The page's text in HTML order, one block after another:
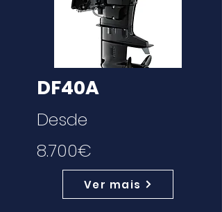
DF40A
Desde
8.700€
Ver mais